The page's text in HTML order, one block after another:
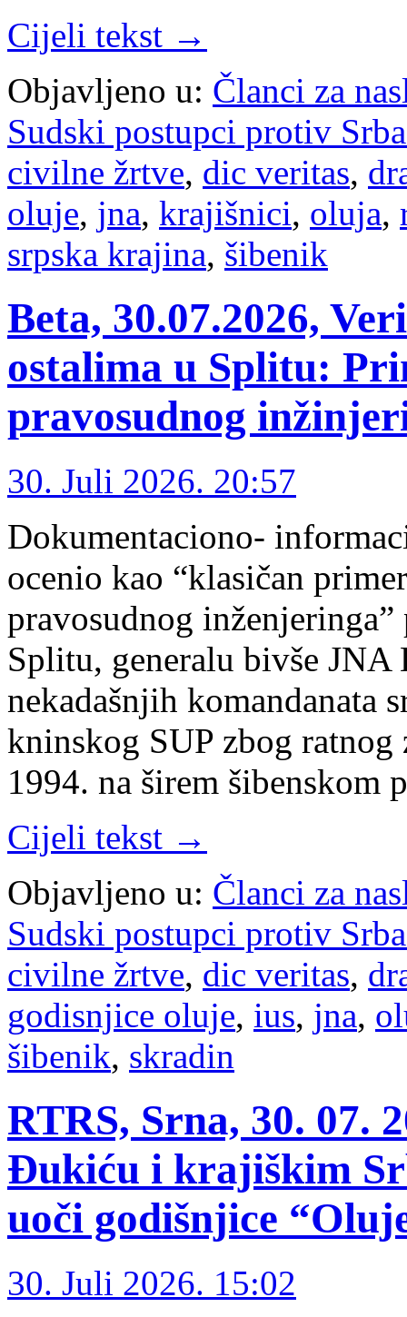
Cijeli tekst →
Objavljeno u: Članci za
Sudski postupci protiv
civilne žrtve, dic veritas,
oluje, jna, krajišnici, oluja,
srpska krajina, šibenik
Beta, 30.07.2026,
ostalima u Splitu:
pravosudnog
30. Juli 2026. 20:57
Dokumentaciono-
ocenio kao “klasičan
pravosudnog
Splitu, generalu bivše
nekadašnjih komandanata
kninskog SUP zbog
1994. na širem
Cijeli tekst →
Objavljeno u: Članci za
Sudski postupci protiv
civilne žrtve, dic veritas,
godisnjice oluje, ius, jna,
šibenik, skradin
RTRS, Srna, 30. 07.
Đukiću i krajiškim
uoči godišnjice
30. Juli 2026. 15:02